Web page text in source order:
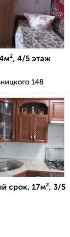
4/5 этаж
148
срок, 17м², 3/5